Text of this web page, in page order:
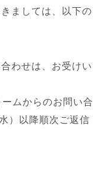
ましては、以下の
わせは、お受けい
ムからのお問い合
）以降順次ご返信